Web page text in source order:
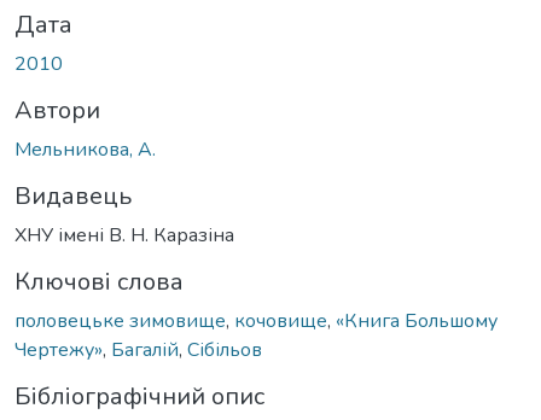
Дата
2010
Автори
Мельникова, А.
Видавець
ХНУ імені В. Н. Каразіна
Ключові слова
половецьке зимовище, кочовище, «Книга Большому
Чертежу», Багалій, Сібільов
Бібліографічний опис